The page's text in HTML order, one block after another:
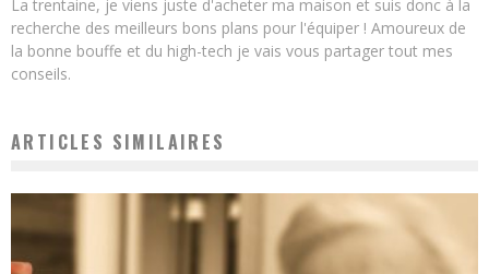
La trentaine, je viens juste d'acheter ma maison et suis donc à la
recherche des meilleurs bons plans pour l'équiper ! Amoureux de
la bonne bouffe et du high-tech je vais vous partager tout mes
conseils.
ARTICLES SIMILAIRES